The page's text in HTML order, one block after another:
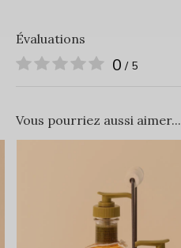
Évaluations
0 / 5
Vous pourriez aussi aimer...